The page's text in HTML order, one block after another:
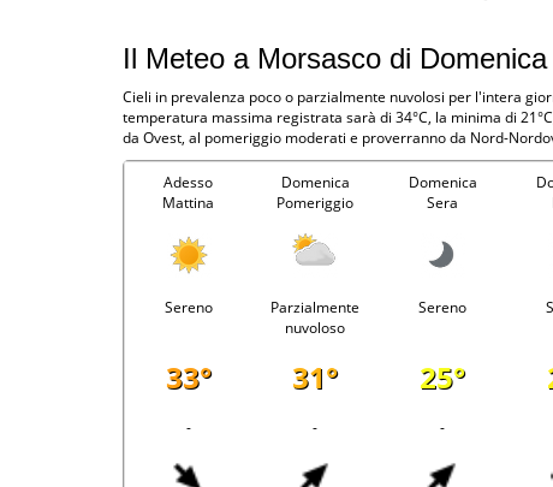
Il Meteo a Morsasco di
Cieli in prevalenza poco o parzialmente nuvolosi per l'intera
temperatura massima registrata sarà di 34°C, la minima di
da Ovest, al pomeriggio moderati e proverranno da Nord-
Adesso
Mattina
Domenica
Pomeriggio
Domenica
Sera
Sereno
Parzialmente
nuvoloso
Sereno
33° 31° 25°
- - -